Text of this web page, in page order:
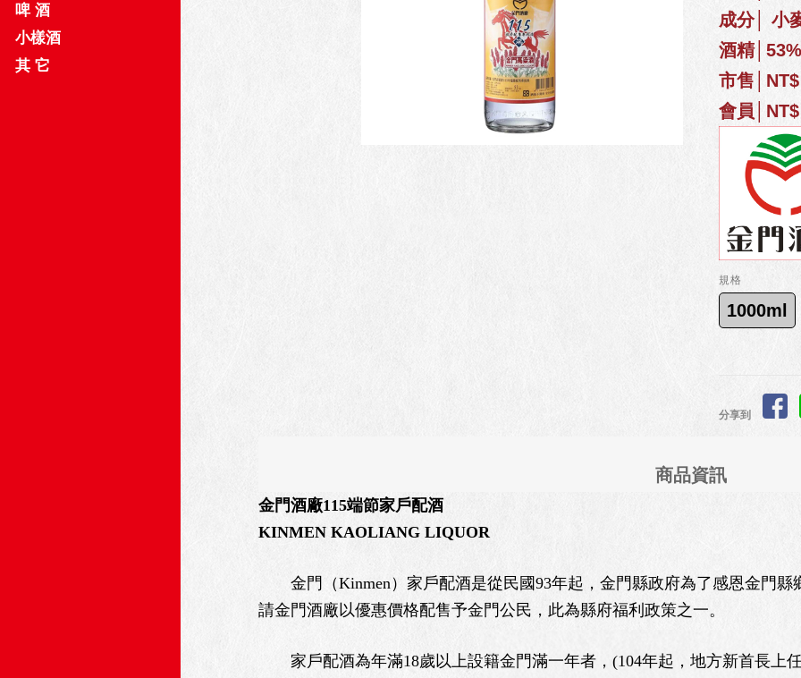
成分│ 小
酒精│53%
市售
會員
規格
1000ml
分享到
商品資訊
金門酒廠115端節家戶配酒
KINMEN KAOLIANG LIQUOR
金門（Kinmen）家戶配酒是從民國93年起，金門縣政府為了感恩金門縣
請金門酒廠以優惠價格配售予金門公民，此為縣府福利政策之一。
家戶配酒為年滿18歲以上設籍金門滿一年者，(104年起，地方新首長上
啤 酒
小樣酒
其 它